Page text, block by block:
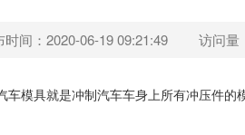
时间：2020-06-19 09:21:49 访问量
车模具就是冲制汽车车身上所有冲压件